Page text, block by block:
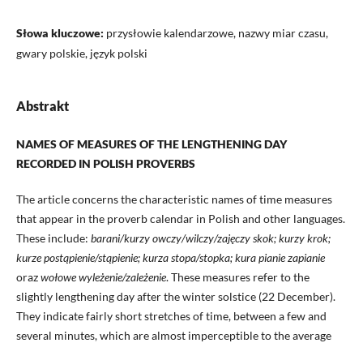
Słowa kluczowe: przysłowie kalendarzowe, nazwy miar czasu,
gwary polskie, język polski
Abstrakt
NAMES OF MEASURES OF THE LENGTHENING DAY
RECORDED IN POLISH PROVERBS
The article concerns the characteristic names of time measures
that appear in the proverb calendar in Polish and other languages.
These include: barani/kurzy owczy/wilczy/zajęczy skok; kurzy krok;
kurze postąpienie/stąpienie; kurza stopa/stopka; kura pianie zapianie
orazwołowe wyleżenie/zależenie. These measures refer to the
slightly lengthening day after the winter solstice (22 December).
They indicate fairly short stretches of time, between a few and
several minutes, which are almost imperceptible to the average